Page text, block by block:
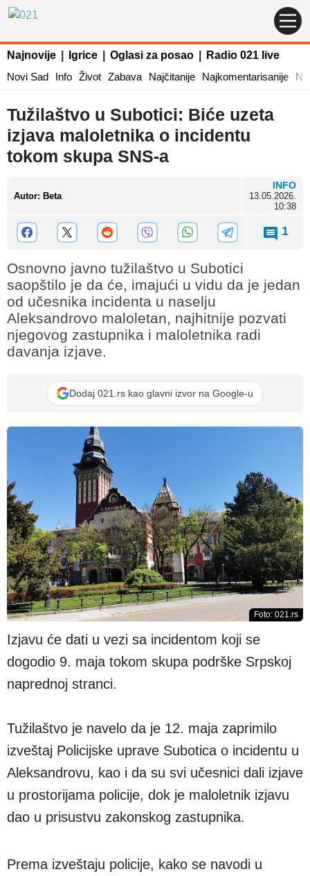
Najnovije Igrice Oglasi za posao
Radio 021 live
Novi Sad
Info Život Zabava Najčitanije Najkomentarisanije
Tužilaštvo u Subotici: Biće uzeta
izjava maloletnika o incidentu
tokom skupa SNS-a
Autor: Beta
INFO
13.05.2026.
10:38
1
Osnovno javno tužilaštvo u Subotici
saopštilo je da će, imajući u vidu da je jedan
od učesnika incidenta u naselju
Aleksandrovo maloletan, najhitnije pozvati
njegovog zastupnika i maloletnika radi
davanja izjave.
Dodaj 021.rs kao glavni izvor na Google-u
Foto: 021.rs
Izjavu će dati u vezi sa incidentom koji se
dogodio 9. maja tokom skupa podrške Srpskoj
naprednoj stranci.
Tužilaštvo je navelo da je 12. maja zaprimilo
izveštaj Policijske uprave Subotica o incidentu u
Aleksandrovu, kao i da su svi učesnici dali izjave
u prostorijama policije, dok je maloletnik izjavu
dao u prisustvu zakonskog zastupnika.
Prema izveštaju policije, kako se navodi u